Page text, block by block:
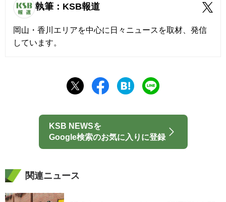
執筆：KSB報道
岡山・香川エリアを中心に日々ニュースを取材、発信
しています。
KSB NEWSを
Google検索のお気に入りに登録
関連ニュース